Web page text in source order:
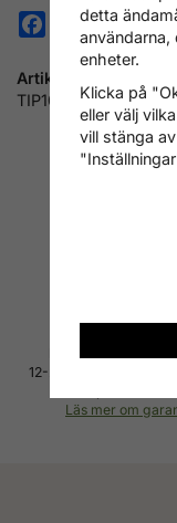
Facebook
Pinterest
Artikelnummer:
TIP100L
12-24 månaders garanti
Läs mer om
detta
enheter.
Klicka på
eller välj
vill stänga